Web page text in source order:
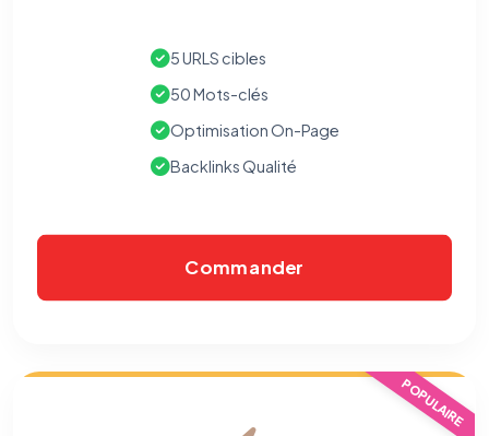
5 URLS cibles
50 Mots-clés
Optimisation On-Page
Backlinks Qualité
Commander
POPULAIRE
mémorisation de vos choix de consentement. Ils ne